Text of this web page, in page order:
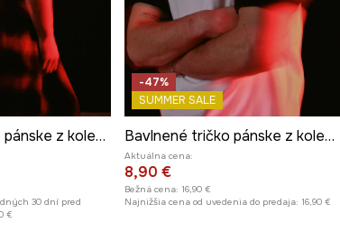
Bavlnené tričko pánske z kolekcie Valentine’s Day
30 dní pred
€
-47%
SUMMER SALE
Bavlnené tričko pánske z kolekcie Valentine’s Day
Aktuálna cena:
8,90 €
Bežná cena: 16,90 €
Najnižšia cena od uvedenia do predaja: 16,90 €